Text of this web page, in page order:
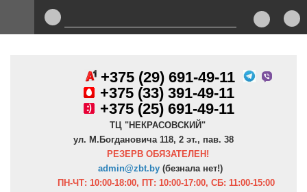
+375 (29) 691-49-11
+375 (33) 391-49-11
+375 (25) 691-49-11
ТЦ "НЕКРАСОВСКИЙ"
ул. М.Богдановича 118, 2 эт., пав. 38
РЕЗЕРВ ОБЯЗАТЕЛЕН!
admin@zbt.by (безнала нет!)
ПН-ЧТ: 10:00-18:00, ПТ: 10:00-17:00, СБ: 11:00-15:00